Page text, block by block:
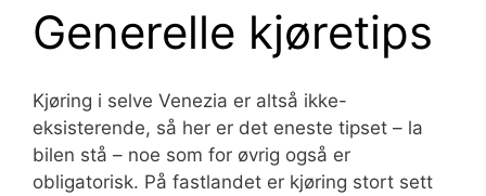
Generelle kjøretips
Kjøring i selve Venezia er altså ikke-
eksisterende, så her er det eneste tipset – la
bilen stå – noe som for øvrig også er
obligatorisk. På fastlandet er kjøring stort sett